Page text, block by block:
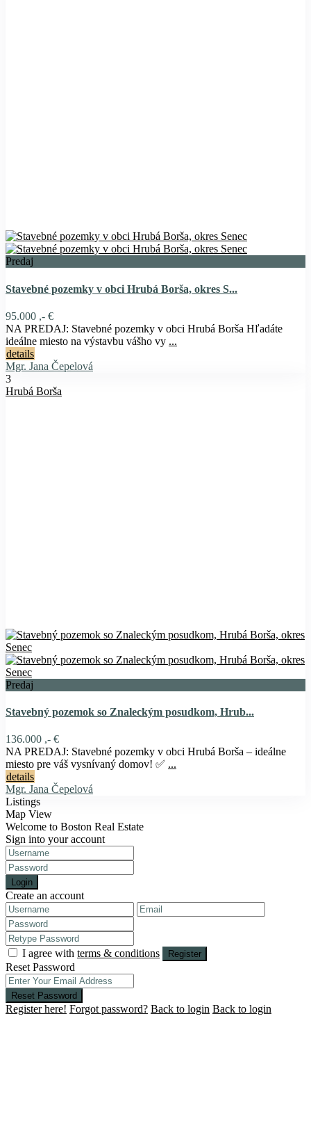
Predaj
Stavebné pozemky v obci Hrubá Borša, okres S...
95.000 ,- €
NA PREDAJ: Stavebné pozemky v obci Hrubá Borša Hľadáte
ideálne miesto na výstavbu vášho vy ...
details
Mgr. Jana Čepelová
3
Hrubá Borša
Predaj
Stavebný pozemok so Znaleckým posudkom, Hrub...
136.000 ,- €
NA PREDAJ: Stavebné pozemky v obci Hrubá Borša – ideálne
miesto pre váš vysnívaný domov! ✅ ...
details
Mgr. Jana Čepelová
Listings
Map View
Welcome to Boston Real Estate
Sign into your account
Login
Create an account
I agree with terms & conditions Register
Reset Password
Reset Password
Register here! Forgot password? Back to login Back to login